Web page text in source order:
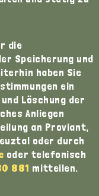
die
Speicherung und
haben Sie
ein
Löschung der
Anliegen
an Proviant,
oder durch
oder telefonisch
881 mitteilen.